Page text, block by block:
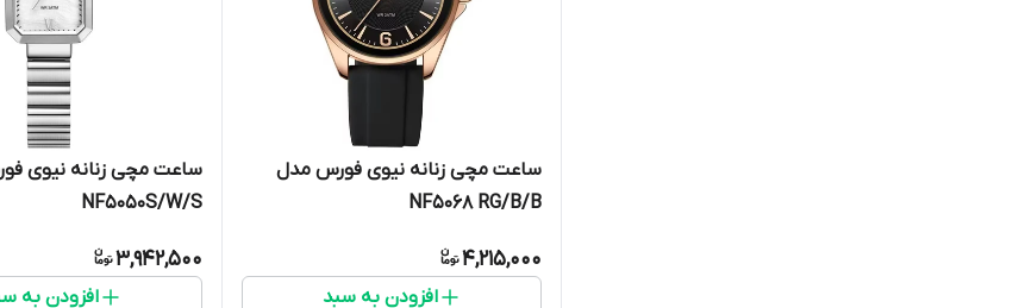
ساعت مچی زنانه نیوی فورس مدل
NF5068 RG/B/B
4,215,000
افزودن به سبد
ساعت مچی زنانه نیوی
NF5050S/W/S
3,942,500
افزودن به